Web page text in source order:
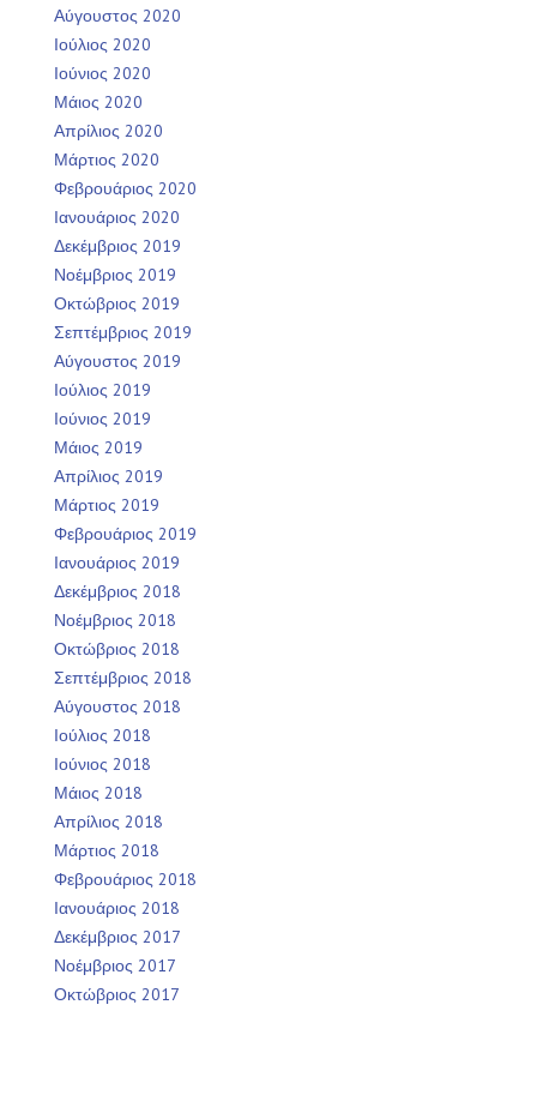
Αύγουστος 2020
Ιούλιος 2020
Ιούνιος 2020
Μάιος 2020
Απρίλιος 2020
Μάρτιος 2020
Φεβρουάριος 2020
Ιανουάριος 2020
Δεκέμβριος 2019
Νοέμβριος 2019
Οκτώβριος 2019
Σεπτέμβριος 2019
Αύγουστος 2019
Ιούλιος 2019
Ιούνιος 2019
Μάιος 2019
Απρίλιος 2019
Μάρτιος 2019
Φεβρουάριος 2019
Ιανουάριος 2019
Δεκέμβριος 2018
Νοέμβριος 2018
Οκτώβριος 2018
Σεπτέμβριος 2018
Αύγουστος 2018
Ιούλιος 2018
Ιούνιος 2018
Μάιος 2018
Απρίλιος 2018
Μάρτιος 2018
Φεβρουάριος 2018
Ιανουάριος 2018
Δεκέμβριος 2017
Νοέμβριος 2017
Οκτώβριος 2017